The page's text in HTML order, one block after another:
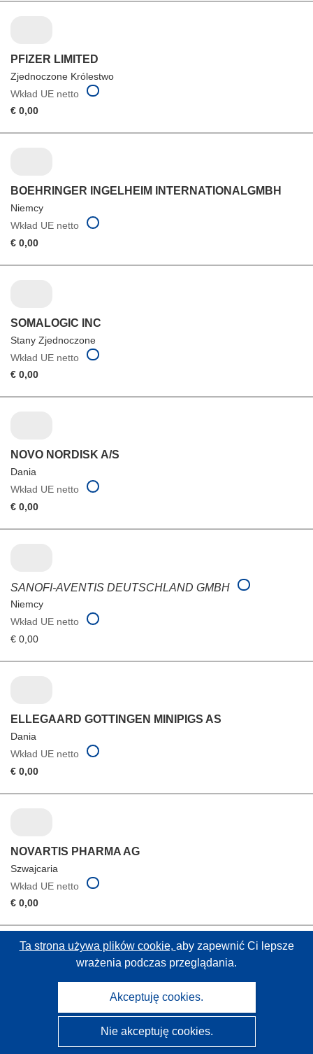
PFIZER LIMITED
Zjednoczone Królestwo
Wkład UE netto
€ 0,00
BOEHRINGER INGELHEIM INTERNATIONALGMBH
Niemcy
Wkład UE netto
€ 0,00
SOMALOGIC INC
Stany Zjednoczone
Wkład UE netto
€ 0,00
NOVO NORDISK A/S
Dania
Wkład UE netto
€ 0,00
SANOFI-AVENTIS DEUTSCHLAND GMBH
Niemcy
Wkład UE netto
€ 0,00
ELLEGAARD GOTTINGEN MINIPIGS AS
Dania
Wkład UE netto
€ 0,00
NOVARTIS PHARMA AG
Szwajcaria
Wkład UE netto
€ 0,00
TAKEDA DEVELOPMENT CENTRE EUROPE LTD
Zjednoczone Królestwo
Wkład UE netto
Ta strona używa plików cookie, aby zapewnić Ci lepsze
wrażenia podczas przeglądania.
Akceptuję cookies.
Nie akceptuję cookies.